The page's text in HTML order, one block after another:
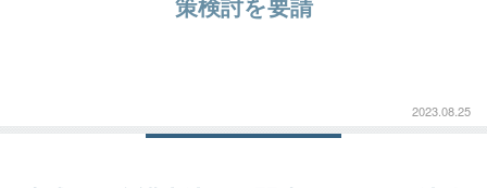
2023.08.25